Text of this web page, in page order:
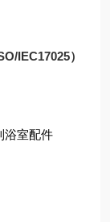
IEC17025）
浴室配件